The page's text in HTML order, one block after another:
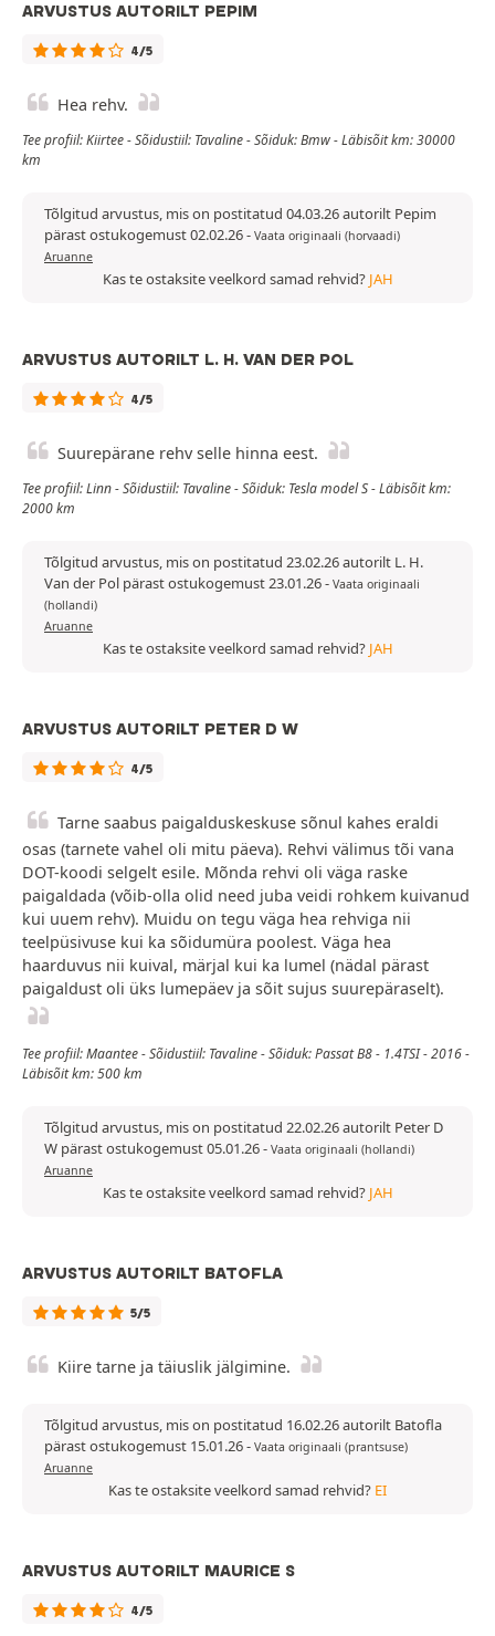
ARVUSTUS AUTORILT PEPIM
4/5
Hea rehv.
Tee profiil: Kiirtee - Sõidustiil: Tavaline - Sõiduk: Bmw - Läbisõit km: 30000
km
Tõlgitud arvustus, mis on postitatud 04.03.26 autorilt Pepim
pärast ostukogemust 02.02.26- Vaata originaali (horvaadi)
Aruanne
Kas te ostaksite veelkord samad rehvid? JAH
ARVUSTUS AUTORILT L. H. VAN DER POL
4/5
Suurepärane rehv selle hinna eest.
Tee profiil: Linn - Sõidustiil: Tavaline - Sõiduk: Tesla model S - Läbisõit km:
2000 km
Tõlgitud arvustus, mis on postitatud 23.02.26 autorilt L. H.
Van der Pol pärast ostukogemust 23.01.26- Vaata originaali
(hollandi)
Aruanne
Kas te ostaksite veelkord samad rehvid? JAH
ARVUSTUS AUTORILT PETER D W
4/5
Tarne saabus paigalduskeskuse sõnul kahes eraldi
osas (tarnete vahel oli mitu päeva). Rehvi välimus tõi vana
DOT-koodi selgelt esile. Mõnda rehvi oli väga raske
paigaldada (võib-olla olid need juba veidi rohkem kuivanud
kui uuem rehv). Muidu on tegu väga hea rehviga nii
teelpüsivuse kui ka sõidumüra poolest. Väga hea
haarduvus nii kuival, märjal kui ka lumel (nädal pärast
paigaldust oli üks lumepäev ja sõit sujus suurepäraselt).
Tee profiil: Maantee - Sõidustiil: Tavaline - Sõiduk: Passat B8 - 1.4TSI - 2016 -
Läbisõit km: 500 km
Tõlgitud arvustus, mis on postitatud 22.02.26 autorilt Peter D
W pärast ostukogemust 05.01.26- Vaata originaali (hollandi)
Aruanne
Kas te ostaksite veelkord samad rehvid? JAH
ARVUSTUS AUTORILT BATOFLA
5/5
Kiire tarne ja täiuslik jälgimine.
Tõlgitud arvustus, mis on postitatud 16.02.26 autorilt Batofla
pärast ostukogemust 15.01.26- Vaata originaali (prantsuse)
Aruanne
Kas te ostaksite veelkord samad rehvid? EI
ARVUSTUS AUTORILT MAURICE S
4/5